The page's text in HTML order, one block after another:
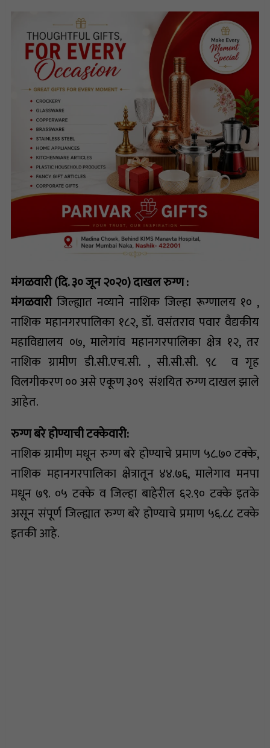
मंगळवारी (दि. ३० जून २०२०) दाखल रुग्ण :
मंगळवारीजिल्ह्यात नव्याने नाशिक जिल्हा रूग्णालय १० ,
नाशिक महानगरपालिका १८२, डॉ. वसंतराव पवार वैद्यकीय
महाविद्यालय ०७, मालेगांव महानगरपालिका क्षेत्र १२, तर
नाशिक ग्रामीण डी.सी.एच.सी. , सी.सी.सी. ९८ व गृह
विलगीकरण ०० असे एकूण ३०९ संशयित रुग्ण दाखल झाले
आहेत.
रुग्ण बरे होण्याची टक्केवारी:
नाशिक ग्रामीण मधून रुग्ण बरे होण्याचे प्रमाण ५८.७० टक्के,
नाशिक महानगरपालिका क्षेत्रातून ४४.७६, मालेगाव मनपा
मधून ७९. ०५ टक्के व जिल्हा बाहेरील ६२.९० टक्के इतके
असून संपूर्ण जिल्ह्यात रुग्ण बरे होण्याचे प्रमाण ५६.८८ टक्के
इतकी आहे.